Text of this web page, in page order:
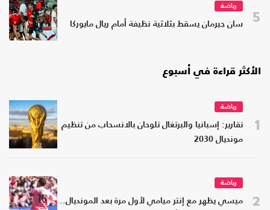
5
رياضة
سان جيرمان يسقط بثلاثية نظيفة أمام ريال مايوركا
الأكثر قراءة في أسبوع
1
رياضة
تقارير: إسبانيا والبرتغال تلوحان بالانسحاب من تنظيم
مونديال 2030
2
رياضة
ميسي يظهر مع إنتر ميامي لأول مرة بعد المونديال..